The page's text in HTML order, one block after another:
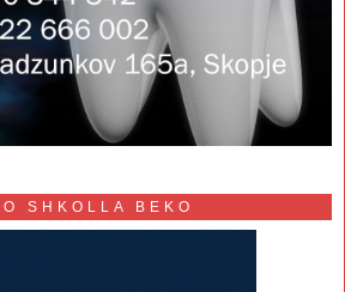
SHKOLLA BEKO